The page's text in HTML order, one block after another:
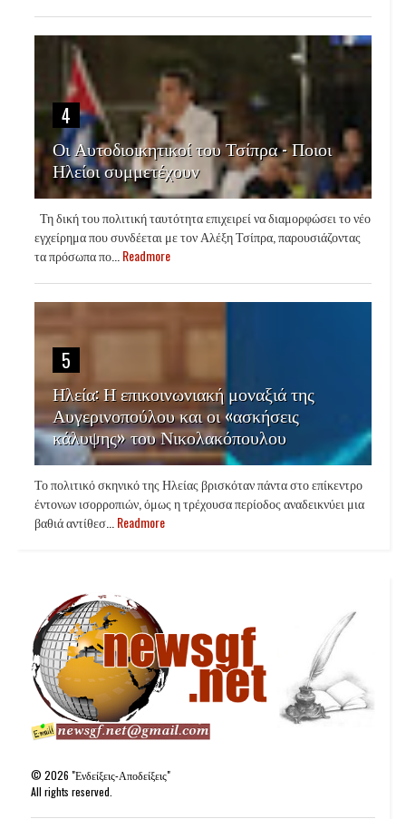
4
Οι Αυτοδιοικητικοί του Τσίπρα - Ποιοι
Ηλείοι συμμετέχουν
Τη δική του πολιτική ταυτότητα επιχειρεί να διαμορφώσει το νέο
εγχείρημα που συνδέεται με τον Αλέξη Τσίπρα, παρουσιάζοντας
τα πρόσωπα πο... Readmore
5
Ηλεία: Η επικοινωνιακή μοναξιά της
Αυγερινοπούλου και οι «ασκήσεις
κάλυψης» του Νικολακόπουλου
Το πολιτικό σκηνικό της Ηλείας βρισκόταν πάντα στο επίκεντρο
έντονων ισορροπιών, όμως η τρέχουσα περίοδος αναδεικνύει μια
βαθιά αντίθεσ... Readmore
©2026 "Ενδείξεις-Αποδείξεις"
All rights reserved.